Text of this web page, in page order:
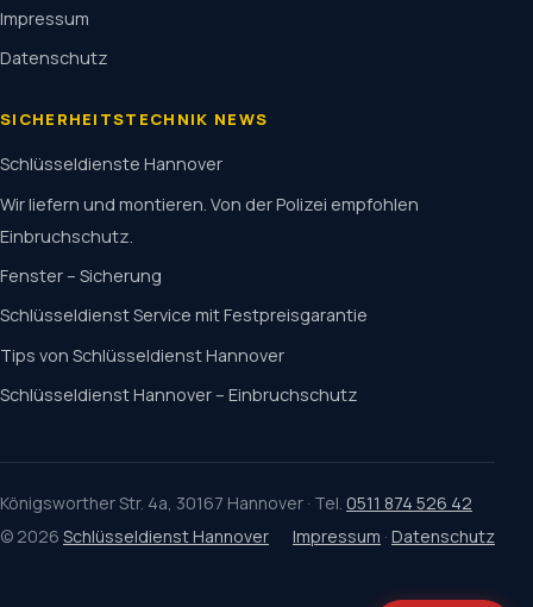
Impressum
Datenschutz
SICHERHEITSTECHNIK NEWS
Schlüsseldienste Hannover
Wir liefern und montieren. Von der Polizei empfohlen
Einbruchschutz.
Fenster – Sicherung
Schlüsseldienst Service mit Festpreisgarantie
Tips von Schlüsseldienst Hannover
Schlüsseldienst Hannover – Einbruchschutz
Königsworther Str. 4a, 30167 Hannover · Tel. 0511 874 526 42
© 2026 Schlüsseldienst Hannover Impressum · Datenschutz